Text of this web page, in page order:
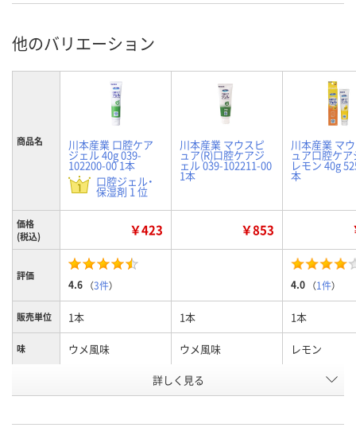
他のバリエーション
商品名 川本産業 口腔ケア
ジェル 40g 039-
102200-00 1本
口腔ジェル・
保湿剤 1 位
川本産業 マウスピ
ュア(R)口腔ケアジ
ェル 039-102211-00
1本
川本産業 マ
ュア口腔ケア
レモン 40g
本
価格
(税込)
￥423 ￥853
評価
4.6 （3件） 4.0 （1件）
販売単位 1本 1本 1本
味 ウメ風味 ウメ風味 レモン
90g
号
詳しく見る